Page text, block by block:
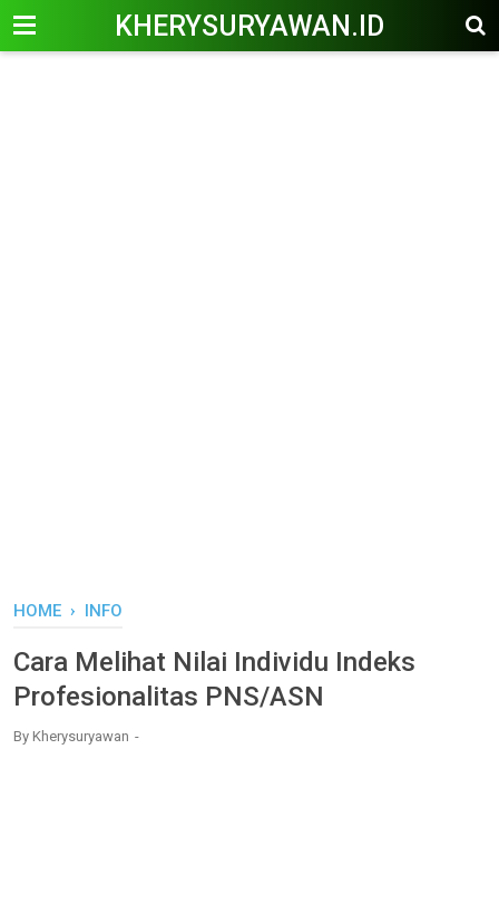
KHERYSURYAWAN.ID
HOME › INFO
Cara Melihat Nilai Individu Indeks
Profesionalitas PNS/ASN
By Kherysuryawan